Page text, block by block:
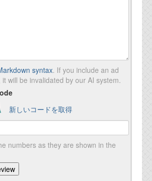
syntax. If you include an ad
will be invalidated by our AI system.
新しいコードを取得
numbers as they are shown in the